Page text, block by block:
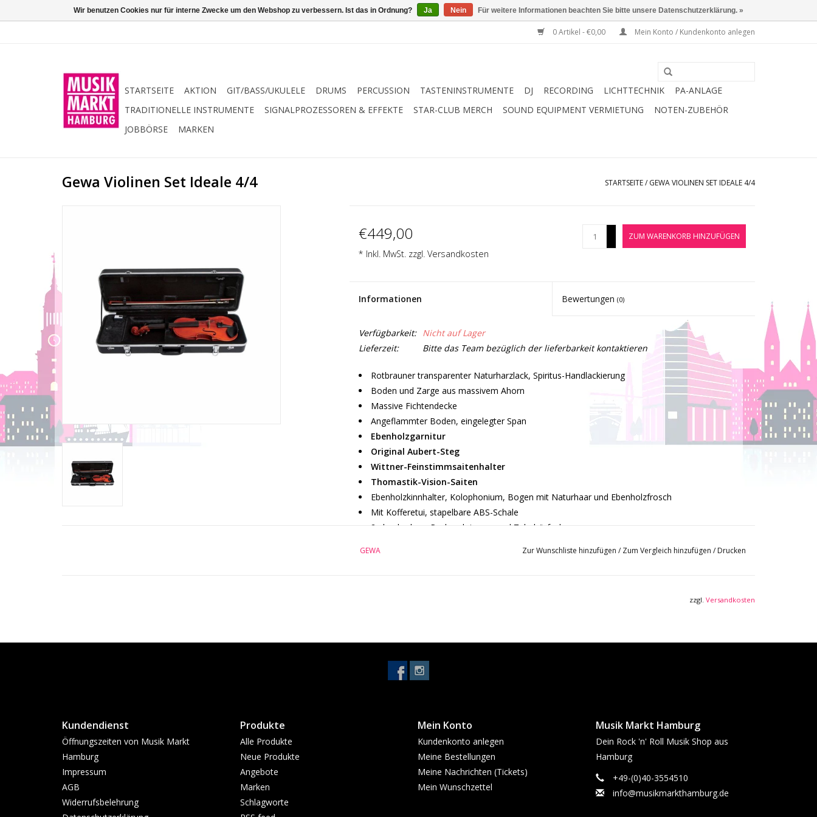
0 Artikel - €0,00 Mein Konto / Kundenkonto anlegen
STARTSEITE AKTION GIT/BASS/UKULELE DRUMS PERCUSSION TASTENINSTRUMENTE DJ RECORDING LICHTTECHNIK
PA-ANLAGE
TRADITIONELLE INSTRUMENTE
SIGNALPROZESSOREN & EFFEKTE STAR-CLUB MERCH SOUND EQUIPMENT VERMIETUNG
NOTEN-ZUBEHÖR
JOBBÖRSE
MARKEN
Gewa Violinen Set Ideale 4/4 STARTSEITE/ GEWA VIOLINEN SET IDEALE 4/4
€449,00
* Inkl. MwSt. zzgl. Versandkosten
ZUM WARENKORB HINZUFÜGEN
Informationen Bewertungen(0)
Verfügbarkeit:
Nicht auf Lager
Lieferzeit:
Bitte das Team bezüglich der lieferbarkeit kontaktieren
Rotbrauner transparenter Naturharzlack, Spiritus-Handlackierung
Boden und Zarge aus massivem Ahorn
Massive Fichtendecke
Angeflammter Boden, eingelegter Span
Ebenholzgarnitur
Original Aubert-Steg
Wittner-Feinstimmsaitenhalter
Thomastik-Vision-Saiten
Ebenholzkinnhalter, Kolophonium, Bogen mit Naturhaar und Ebenholzfrosch
Mit Kofferetui, stapelbare ABS-Schale
2 abnehmbare Rucksackriemen und Zubehörfach
GEWA Zur Wunschliste hinzufügen / Zum Vergleich hinzufügen / Drucken
zzgl. Versandkosten
Kundendienst
Öffnungszeiten von Musik Markt
Hamburg
Impressum
AGB
Widerrufsbelehrung
Produkte
Alle Produkte
Neue Produkte
Angebote
Marken
Schlagworte
Mein Konto
Kundenkonto anlegen
Meine Bestellungen
Meine Nachrichten (Tickets)
Mein Wunschzettel
Musik Markt Hamburg
Dein Rock 'n' Roll Musik Shop aus
Hamburg
+49-(0)40-3554510
info@musikmarkthamburg.de
Wir benutzen Cookies nur für interne Zwecke um den Webshop zu verbessern. Ist das in Ordnung? Ja Nein Für weitere Informationen beachten Sie bitte unsere Datenschutzerklärung. »